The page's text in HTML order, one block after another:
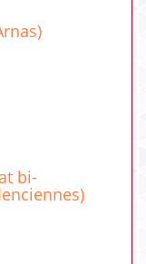
bi-